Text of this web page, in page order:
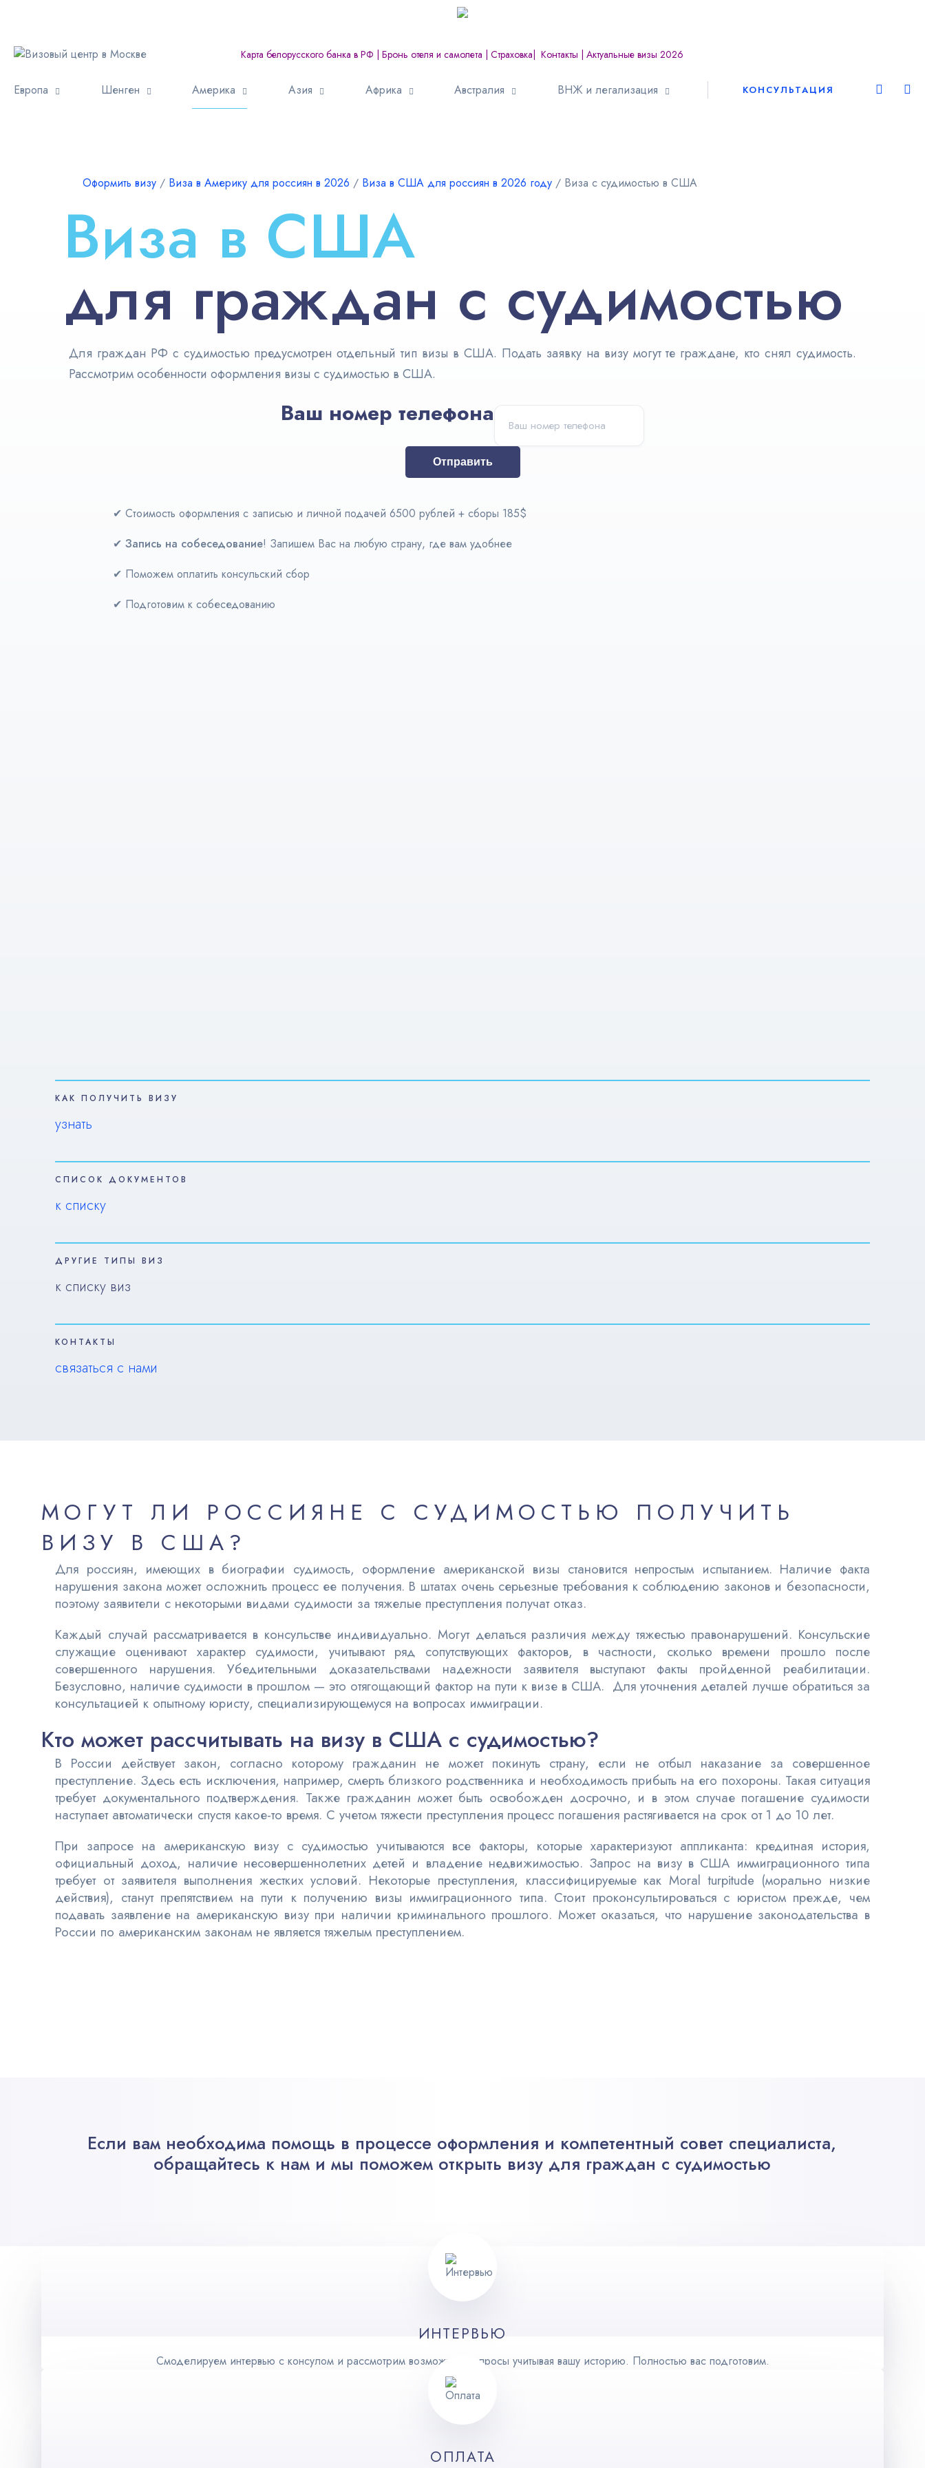
Карта белорусского банка в РФ Бронь отеля и самолета Страховка Контакты Актуальные визы 2026
Европа Шенген Америка Азия Африка Австралия ВНЖ и легализация КОНСУЛЬТАЦИЯ
Оформить визу ∕ Виза в Америку для россиян в 2026 ∕ Виза в США для россиян в 2026 году ∕ Виза с судимостью в США
Виза в США
для граждан с судимостью
Для граждан РФ с судимостью предусмотрен отдельный тип визы в США. Подать заявку на визу могут те граждане, кто снял судимость.
Рассмотрим особенности оформления визы с судимостью в США.
Ваш номер телефона
Отправить
✔ Стоимость оформления с записью и личной подачей 6500 рублей + сборы 185$
✔ Запись на собеседование! Запишем Вас на любую страну, где вам удобнее
✔ Поможем оплатить консульский сбор
✔ Подготовим к собеседованию
КАК ПОЛУЧИТЬ ВИЗУ
узнать
СПИСОК ДОКУМЕНТОВ
к списку
ДРУГИЕ ТИПЫ ВИЗ
к списку виз
КОНТАКТЫ
связаться с нами
МОГУТ ЛИ РОССИЯНЕ С СУДИМОСТЬЮ ПОЛУЧИТЬ
ВИЗУ В США?
Для россиян, имеющих в биографии судимость, оформление американской визы становится непростым испытанием. Наличие факта
нарушения закона может осложнить процесс ее получения. В штатах очень серьезные требования к соблюдению законов и безопасности,
поэтому заявители с некоторыми видами судимости за тяжелые преступления получат отказ.
Каждый случай рассматривается в консульстве индивидуально. Могут делаться различия между тяжестью правонарушений. Консульские
служащие оценивают характер судимости, учитывают ряд сопутствующих факторов, в частности, сколько времени прошло после
совершенного нарушения. Убедительными доказательствами надежности заявителя выступают факты пройденной реабилитации.
Безусловно, наличие судимости в прошлом — это отягощающий фактор на пути к визе в США. Для уточнения деталей лучше обратиться за
консультацией к опытному юристу, специализирующемуся на вопросах иммиграции.
Кто может рассчитывать на визу в США с судимостью?
В России действует закон, согласно которому гражданин не может покинуть страну, если не отбыл наказание за совершенное
преступление. Здесь есть исключения, например, смерть близкого родственника и необходимость прибыть на его похороны. Такая ситуация
требует документального подтверждения. Также гражданин может быть освобожден досрочно, и в этом случае погашение судимости
наступает автоматически спустя какое-то время. С учетом тяжести преступления процесс погашения растягивается на срок от 1 до 10 лет.
При запросе на американскую визу с судимостью учитываются все факторы, которые характеризуют аппликанта: кредитная история,
официальный доход, наличие несовершеннолетних детей и владение недвижимостью. Запрос на визу в США иммиграционного типа
требует от заявителя выполнения жестких условий. Некоторые преступления, классифицируемые как Moral turpitude (морально низкие
действия), станут препятствием на пути к получению визы иммиграционного типа. Стоит проконсультироваться с юристом прежде, чем
подавать заявление на американскую визу при наличии криминального прошлого. Может оказаться, что нарушение законодательства в
России по американским законам не является тяжелым преступлением.
Если вам необходима помощь в процессе оформления и компетентный совет специалиста,
обращайтесь к нам и мы поможем открыть визу для граждан с судимостью
ИНТЕРВЬЮ
Смоделируем интервью с консулом и рассмотрим возможные вопросы учитывая вашу историю. Полностью вас подготовим.
ОПЛАТА
ВНЖ и
легализация